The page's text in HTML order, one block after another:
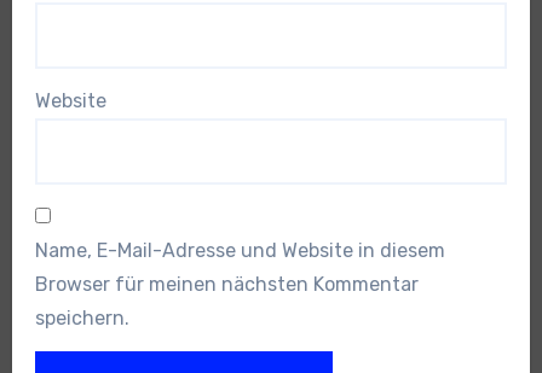
Website
Name, E-Mail-Adresse und Website in diesem
Browser für meinen nächsten Kommentar
speichern.